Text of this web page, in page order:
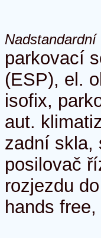
Nadstandardní
parkovací
(ESP), el.
isofix,
aut.
zadní skla,
posilovač
rozjezdu
hands